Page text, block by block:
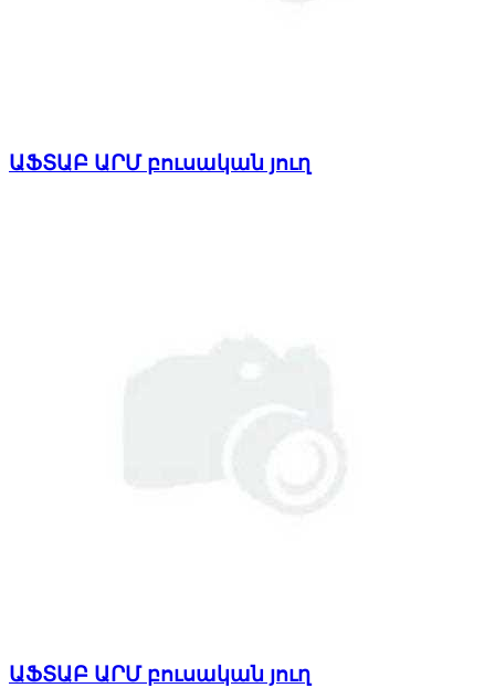
ԱՖՏԱԲ ԱՐՄ բուսական յուղ
ԱՖՏԱԲ ԱՐՄ բուսական յուղ